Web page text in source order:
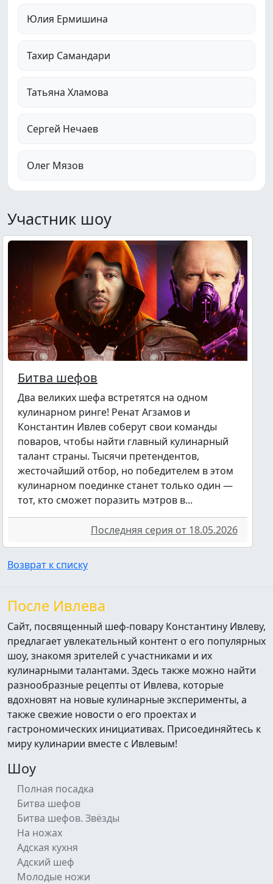
Юлия Ермишина
Тахир Самандари
Татьяна Хламова
Сергей Нечаев
Олег Мязов
Участник шоу
Битва шефов
Два великих шефа встретятся на одном
кулинарном ринге! Ренат Агзамов и
Константин Ивлев соберут свои команды
поваров, чтобы найти главный кулинарный
талант страны. Тысячи претендентов,
жесточайший отбор, но победителем в этом
кулинарном поединке станет только один —
тот, кто сможет поразить мэтров в...
Последняя серия от 18.05.2026
Возврат к списку
После Ивлева
Сайт, посвященный шеф-повару Константину Ивлеву,
предлагает увлекательный контент о его популярных
шоу, знакомя зрителей с участниками и их
кулинарными талантами. Здесь также можно найти
разнообразные рецепты от Ивлева, которые
вдохновят на новые кулинарные эксперименты, а
также свежие новости о его проектах и
гастрономических инициативах. Присоединяйтесь к
миру кулинарии вместе с Ивлевым!
Шоу
Полная посадка
Битва шефов
Битва шефов. Звёзды
На ножах
Адская кухня
Адский шеф
Молодые ножи